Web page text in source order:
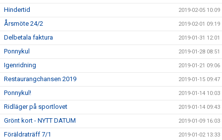
Hindertid 2019-02-05 10:09
Årsmöte 24/2 2019-02-01 09:19
Delbetala faktura 2019-01-31 12:01
Ponnykul 2019-01-28 08:51
Igenridning 2019-01-21 09:06
Restaurangchansen 2019 2019-01-15 09:47
Ponnykul! 2019-01-14 10:03
Ridläger på sportlovet 2019-01-14 09:43
Grönt kort - NYTT DATUM 2019-01-09 16:03
Föräldraträff 7/1 2019-01-02 13:33